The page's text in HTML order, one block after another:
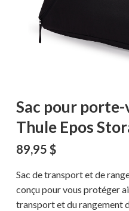
Sac pour porte-
Thule Epos
89,95 $
Sac de transport et de
conçu pour vous protéger
transport et du rangement